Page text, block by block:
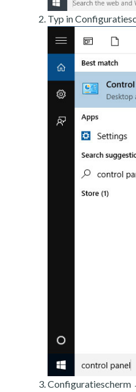
Typ in
Configuratiescherm